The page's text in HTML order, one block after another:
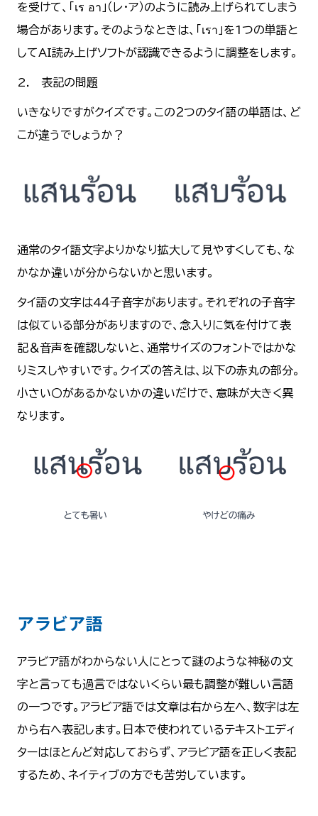
を受けて、「เร อา」（レ・ア）のように読み上げられてしまう
場合があります。そのようなときは、「เรา」を1つの単語と
してAI読み上げソフトが認識できるように調整をします。
2. 表記の問題
いきなりですがクイズです。この２つのタイ語の単語は、ど
こが違うでしょうか？
通常のタイ語文字よりかなり拡大して見やすくしても、な
かなか違いが分からないかと思います。
タイ語の文字は4４子音字があります。それぞれの子音字
は似ている部分がありますので、念入りに気を付けて表
記＆音声を確認しないと、通常サイズのフォントではかな
りミスしやすいです。クイズの答えは、以下の赤丸の部分。
小さい〇があるかないかの違いだけで、意味が大きく異
なります。
アラビア語
アラビア語がわからない人にとって謎のような神秘の文
字と言っても過言ではないくらい最も調整が難しい言語
の一つです。アラビア語では文章は右から左へ、数字は左
から右へ表記します。日本で使われているテキストエディ
ターはほとんど対応しておらず、アラビア語を正しく表記
するため、ネイティブの方でも苦労しています。